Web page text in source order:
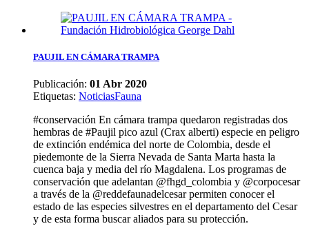
PAUJIL EN CÁMARA TRAMPA
Publicación: 01 Abr 2020
Etiquetas: NoticiasFauna
#conservación En cámara trampa quedaron registradas dos
hembras de #Paujil pico azul (Crax alberti) especie en peligro
de extinción endémica del norte de Colombia, desde el
piedemonte de la Sierra Nevada de Santa Marta hasta la
cuenca baja y media del río Magdalena. Los programas de
conservación que adelantan @fhgd_colombia y @corpocesar
a través de la @reddefaunadelcesar permiten conocer el
estado de las especies silvestres en el departamento del Cesar
y de esta forma buscar aliados para su protección.